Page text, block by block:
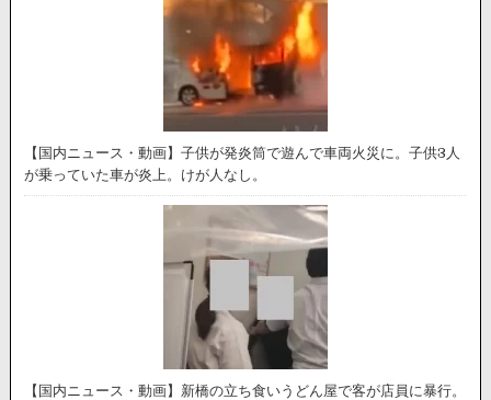
【国内ニュース・動画】子供が発炎筒で遊んで車両火災に。子供3人
が乗っていた車が炎上。けが人なし。
【国内ニュース・動画】新橋の立ち食いうどん屋で客が店員に暴行。